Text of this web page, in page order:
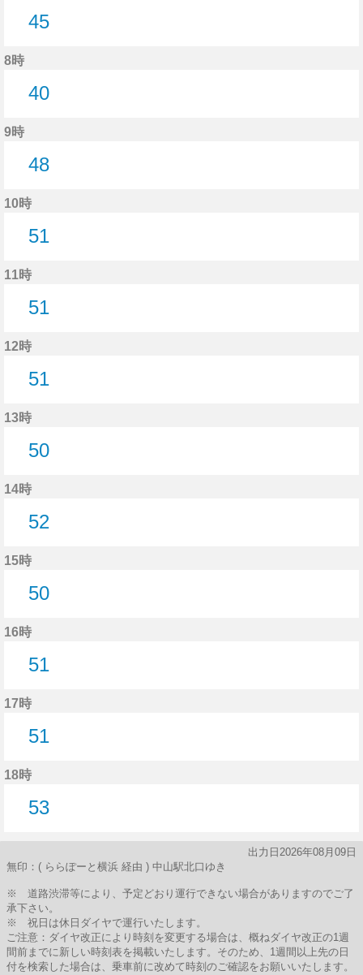
45
8時
40
9時
48
10時
51
11時
51
12時
51
13時
50
14時
52
15時
50
16時
51
17時
51
18時
53
出力日2026年08月09日
無印：( ららぽーと横浜 経由 ) 中山駅北口ゆき
※ 道路渋滞等により、予定どおり運行できない場合がありますのでご了
承下さい。
※ 祝日は休日ダイヤで運行いたします。
ご注意：ダイヤ改正により時刻を変更する場合は、概ねダイヤ改正の1週
間前までに新しい時刻表を掲載いたします。そのため、1週間以上先の日
付を検索した場合は、乗車前に改めて時刻のご確認をお願いいたします。